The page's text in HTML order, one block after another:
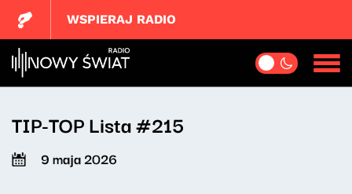
WSPIERAJ RADIO
TIP-TOP Lista #215
9 maja 2026